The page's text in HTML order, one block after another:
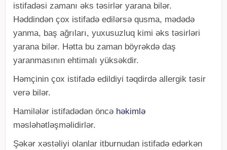
istifadəsi zamanı əks təsirlər yarana bilər.
Həddindən çox istifadə edilərsə qusma, mədədə
yanma, baş ağrıları, yuxusuzluq kimi əks təsirləri
yarana bilər. Hətta bu zaman böyrəkdə daş
yaranmasının ehtimalı yüksəkdir.
Həmçinin çox istifadə edildiyi təqdirdə allergik təsir
verə bilər.
Hamilələr istifadədən öncə həkimlə
məsləhətləşməlidirlər.
Şəkər xəstəliyi olanlar itburnudan istifadə edərkən